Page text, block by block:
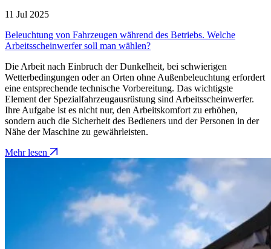
11 Jul 2025
Beleuchtung von Fahrzeugen während des Betriebs. Welche
Arbeitsscheinwerfer soll man wählen?
Die Arbeit nach Einbruch der Dunkelheit, bei schwierigen
Wetterbedingungen oder an Orten ohne Außenbeleuchtung erfordert
eine entsprechende technische Vorbereitung. Das wichtigste
Element der Spezialfahrzeugausrüstung sind Arbeitsscheinwerfer.
Ihre Aufgabe ist es nicht nur, den Arbeitskomfort zu erhöhen,
sondern auch die Sicherheit des Bedieners und der Personen in der
Nähe der Maschine zu gewährleisten.
Mehr lesen